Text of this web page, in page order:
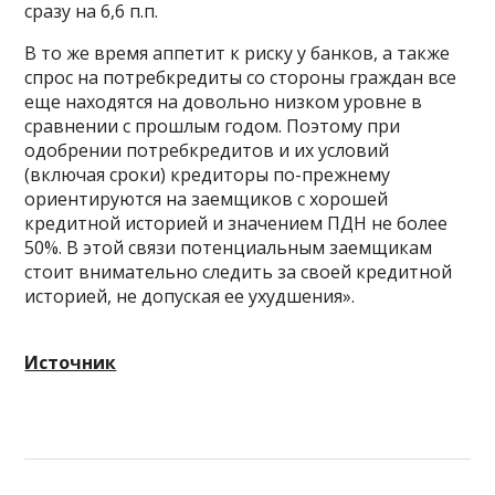
сразу на 6,6 п.п.
В то же время аппетит к риску у банков, а также
спрос на потребкредиты со стороны граждан все
еще находятся на довольно низком уровне в
сравнении с прошлым годом. Поэтому при
одобрении потребкредитов и их условий
(включая сроки) кредиторы по-прежнему
ориентируются на заемщиков с хорошей
кредитной историей и значением ПДН не более
50%. В этой связи потенциальным заемщикам
стоит внимательно следить за своей кредитной
историей, не допуская ее ухудшения».
Источник